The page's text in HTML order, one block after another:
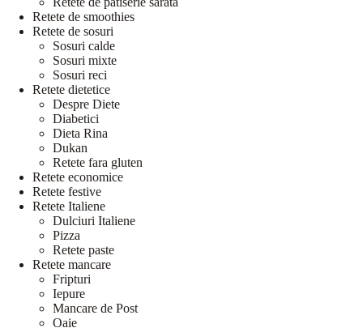
Retete de smoothies
Retete de sosuri
Sosuri calde
Sosuri mixte
Sosuri reci
Retete dietetice
Despre Diete
Diabetici
Dieta Rina
Dukan
Retete fara gluten
Retete economice
Retete festive
Retete Italiene
Dulciuri Italiene
Pizza
Retete paste
Retete mancare
Fripturi
Iepure
Mancare de Post
Oaie